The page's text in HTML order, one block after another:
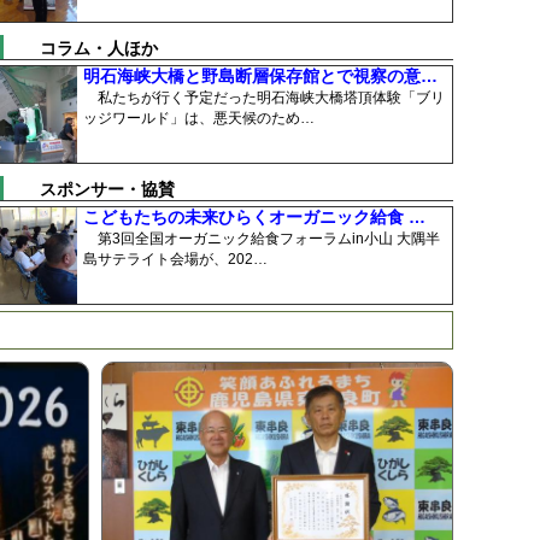
コラム・人ほか
明石海峡大橋と野島断層保存館とで視察の意…
私たちが行く予定だった明石海峡大橋塔頂体験「ブリ
ッジワールド」は、悪天候のため…
スポンサー・協賛
こどもたちの未来ひらくオーガニック給食 …
第3回全国オーガニック給食フォーラムin小山 大隅半
島サテライト会場が、202…